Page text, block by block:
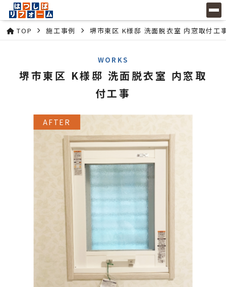
TOP 施工事例 堺市東区 K様邸 洗面脱衣室 内窓取付工
WORKS
堺市東区 K様邸 洗面脱衣室 内窓取
付工事